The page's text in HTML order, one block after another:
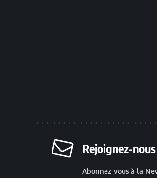
Rejoignez-
Abonnez-vous à la